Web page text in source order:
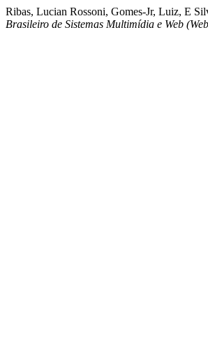
Ribas, Lucian Rossoni, Gomes-Jr, Luiz, E
Brasileiro de Sistemas Multimídia e Web